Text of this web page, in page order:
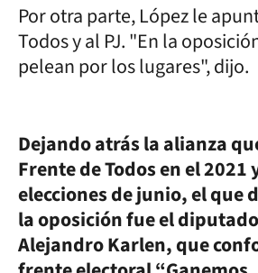
Por otra parte, López le
Todos y al PJ. "En la
pelean por los lugares", dijo.
Dejando atrás la alianza
Frente de Todos en el 2021
elecciones de junio, el que
la oposición fue el
Alejandro Karlen, que